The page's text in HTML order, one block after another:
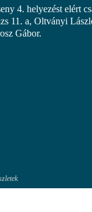
4. helyezést elért
11. a, Oltványi
Gábor.